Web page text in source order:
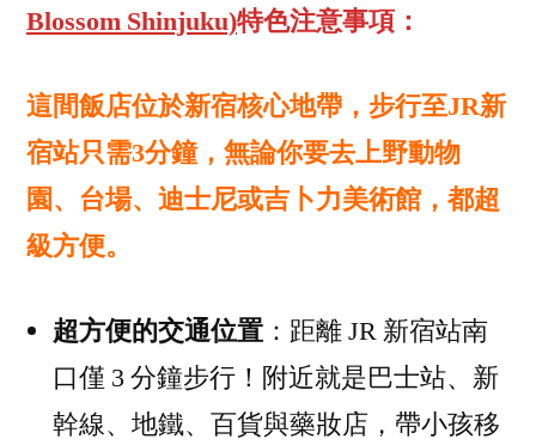
Blossom Shinjuku)特色注意事項：
這間飯店位於新宿核心地帶，步行至JR新
宿站只需3分鐘，無論你要去上野動物
園、台場、迪士尼或吉卜力美術館，都超
級方便。
超方便的交通位置 ：距離 JR 新宿站南
口僅 3 分鐘步行！附近就是巴士站、新
幹線、地鐵、百貨與藥妝店，帶小孩移